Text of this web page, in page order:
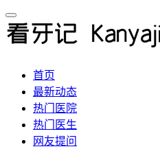
首页
最新动态
热门医院
热门医生
网友提问